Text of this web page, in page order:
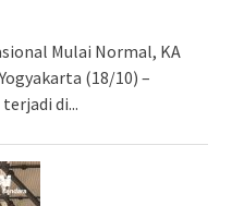
Mulai Normal, KA
(18/10) –
di...